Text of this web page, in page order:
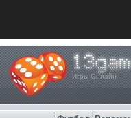
Игры Онлайн